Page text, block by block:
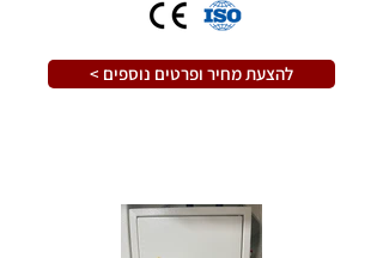
< להצעת מחיר ופרטים נוספים